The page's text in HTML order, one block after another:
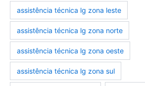
assistência técnica lg zona leste
assistência técnica lg zona norte
assistência técnica lg zona oeste
assistência técnica lg zona sul